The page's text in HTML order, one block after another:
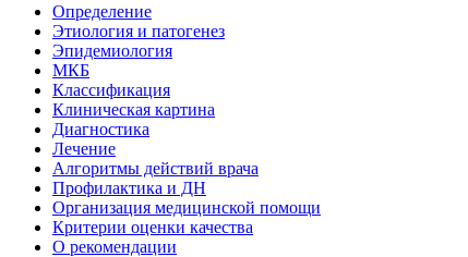
Определение
Этиология и патогенез
Эпидемиология
МКБ
Классификация
Клиническая картина
Диагностика
Лечение
Алгоритмы действий врача
Профилактика и ДН
Организация медицинской помощи
Критерии оценки качества
О рекомендации